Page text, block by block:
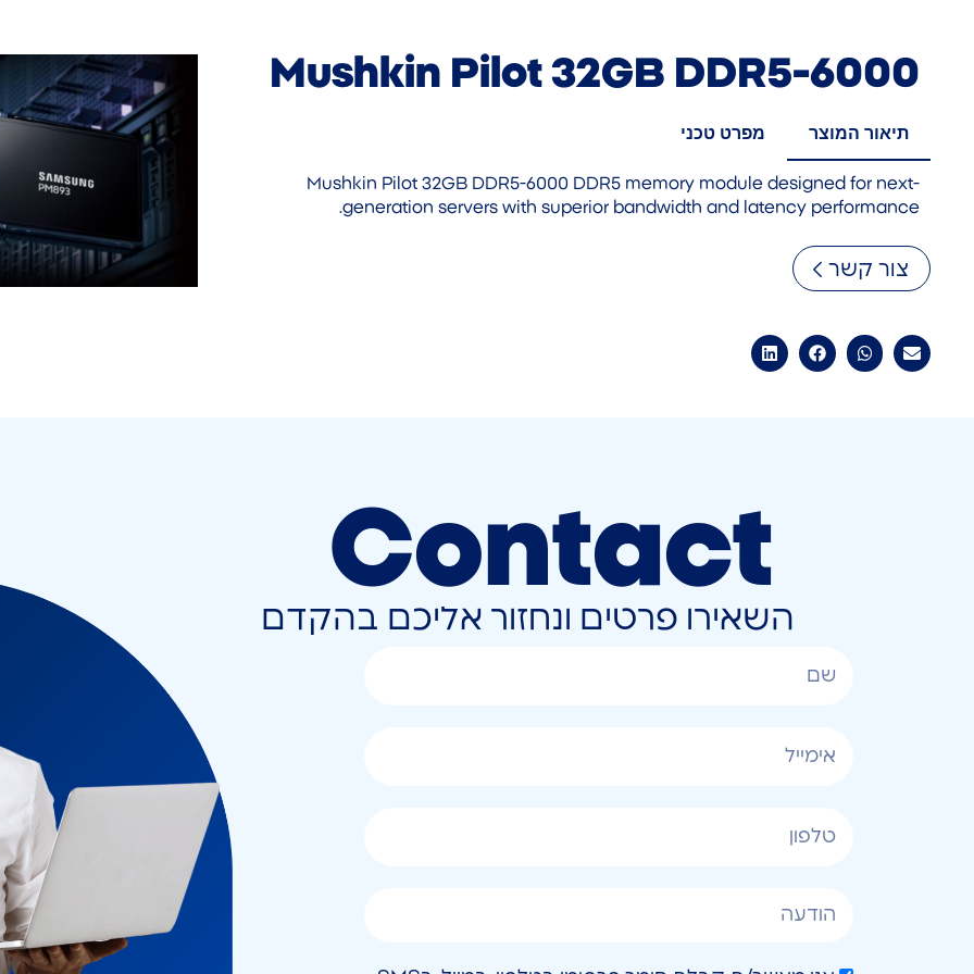
Mushkin Pilot 32GB DDR5-6000
תיאור המוצר מפרט טכני
Mushkin Pilot 32GB DDR5-6000 DDR5 memory module designed for next-
generation servers with superior bandwidth and latency performance.
צור קשר
Contact
השאירו פרטים ונחזור אליכם בהקדם